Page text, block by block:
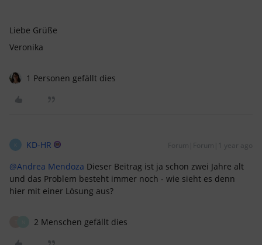
Liebe Grüße
Veronika
1 Personen gefällt dies
KD-HR Forum|Forum|1 year ago
@Andrea Mendoza Dieser Beitrag ist ja schon zwei Jahre alt
und das Problem besteht immer noch - wie sieht es denn
hier mit einer Lösung aus?
2 Menschen gefällt dies